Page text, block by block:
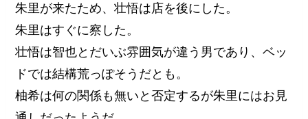
朱里が来たため、壮悟は店を後にした。
朱里はすぐに察した。
壮悟は智也とだいぶ雰囲気が違う男であり、ベッ
ドでは結構荒っぽそうだとも。
柚希は何の関係も無いと否定するが朱里にはお見